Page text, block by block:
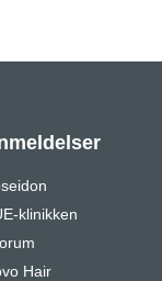
klinikken
Hair